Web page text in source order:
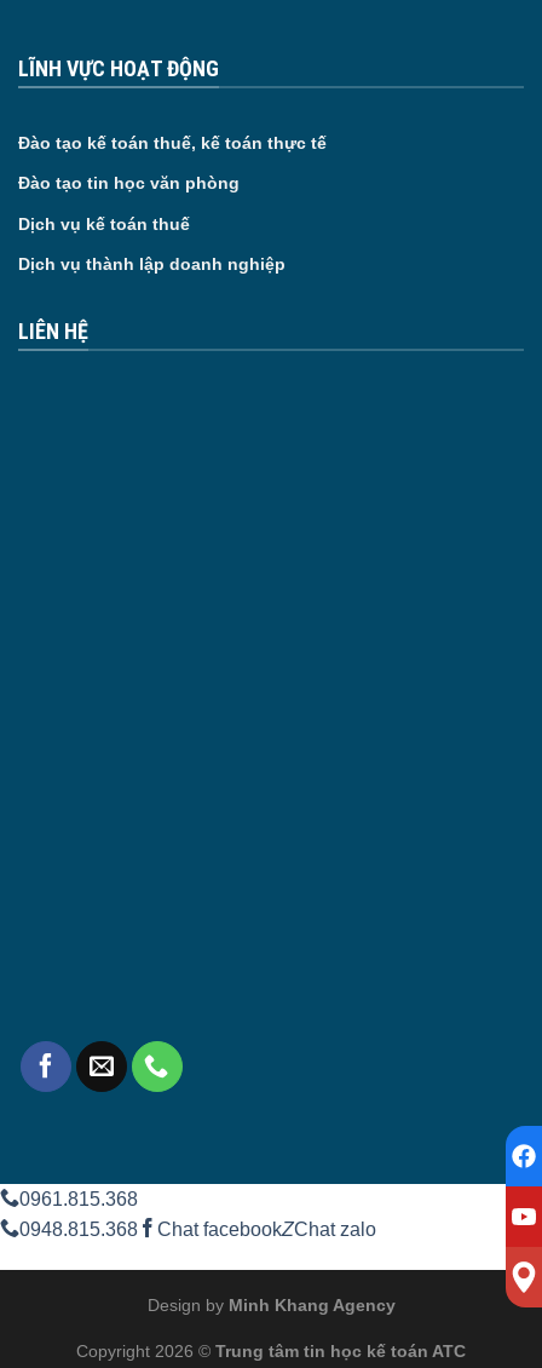
LĨNH VỰC HOẠT ĐỘNG
Đào tạo kế toán thuế, kế toán thực tế
Đào tạo tin học văn phòng
Dịch vụ kế toán thuế
Dịch vụ thành lập doanh nghiệp
LIÊN HỆ
0961.815.368
0948.815.368
Chat facebookZChat zalo
Design by Minh Khang Agency
Copyright 2026 © Trung tâm tin học kế toán ATC